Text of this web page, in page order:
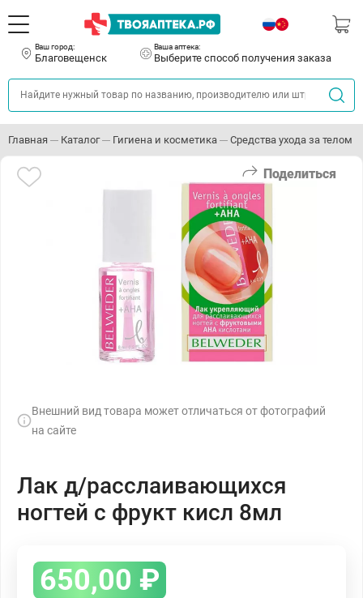
Ваш город:
Благовещенск
Ваша аптека:
Выберите способ получения заказа
Главная Каталог Гигиена и косметика Средства ухода за телом
Поделиться
Внешний вид товара может отличаться от фотографий
на сайте
Лак д/расслаивающихся
ногтей с фрукт кисл 8мл
650,00 ₽